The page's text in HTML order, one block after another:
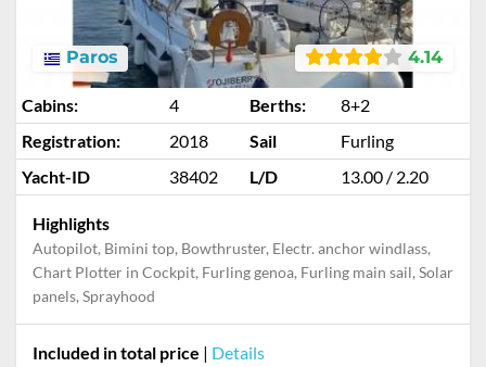
4.14
Paros
Cabins: 4 Berths:
8+2
Registration:
2018 Sail
Furling
Yacht-ID
38402 L/D 13.00 / 2.20
Highlights
Autopilot, Bimini top, Bowthruster, Electr. anchor windlass,
Chart Plotter in Cockpit, Furling genoa, Furling main sail, Solar
panels, Sprayhood
Included in total price | Details